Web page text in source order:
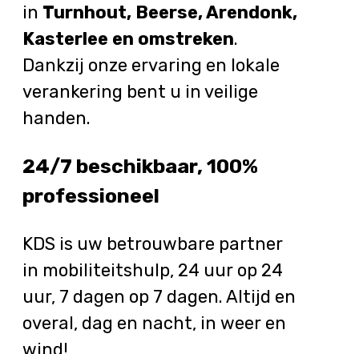
in Turnhout, Beerse, Arendonk,
Kasterlee en omstreken.
Dankzij onze ervaring en lokale
verankering bent u in veilige
handen.
24/7 beschikbaar, 100%
professioneel
KDS is uw betrouwbare partner
in mobiliteitshulp, 24 uur op 24
uur, 7 dagen op 7 dagen. Altijd en
overal, dag en nacht, in weer en